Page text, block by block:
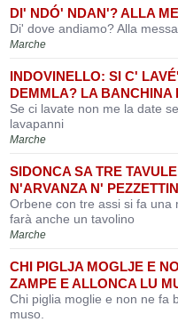
DI' NDÓ' NDAN'? ALLA
Di' dove andiamo? Alla
Marche
INDOVINELLO: SI C'
DEMMLA? LA BANCHINA
Se ci lavate non me la date
lavapanni
Marche
SIDONCA SA TRE
N'ARVANZA N'
Orbene con tre assi si fa una
farà anche un tavolino
Marche
CHI PIGLJA MOGLJE E
ZAMPE E ALLONCA LU
Chi piglia moglie e non ne fa
muso.